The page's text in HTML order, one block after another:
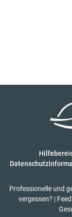
Professionelle und
vergessen? |